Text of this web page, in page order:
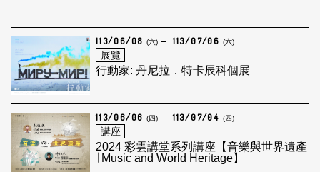
113/06/08 (六) 113/07/06 (六)
展覽
行動家: 丹尼拉．特卡辰科個展
113/06/06 (四) 113/07/04 (四)
講座
2024 彩雲講堂系列講座【音樂與世界遺產
∣ Music and World Heritage】